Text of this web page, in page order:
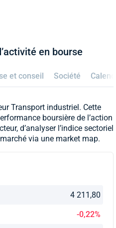
en bourse
et conseil Société
Transport industriel. Cette
boursière de l’action
d’analyser l’indice sectoriel
via une market map.
4 211,80
-0,22%